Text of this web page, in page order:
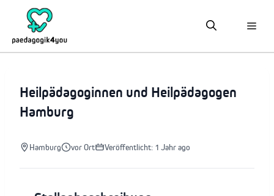
springen
Heilpädagoginnen und Heilpädagogen
Hamburg
Hamburg vor Ort Veröffentlicht: 1 Jahr ago